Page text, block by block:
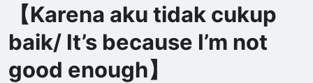
【Karena aku tidak cukup
baik/ It’s because I’m not
good enough】